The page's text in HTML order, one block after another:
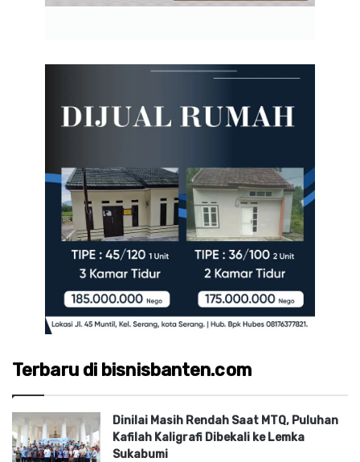
Terbaru di bisnisbanten.com
Dinilai Masih Rendah Saat MTQ, Puluhan
Kafilah Kaligrafi Dibekali ke Lemka
Sukabumi